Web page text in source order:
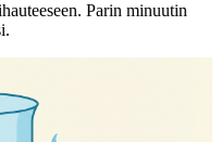
Parin minuutin